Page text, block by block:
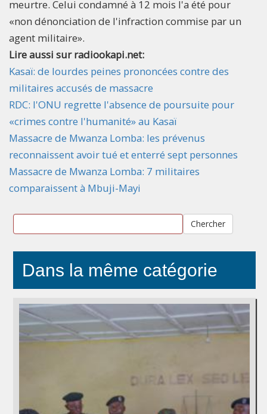
meurtre. Celui condamné à 12 mois l'a été pour
«non dénonciation de l'infraction commise par un
agent militaire».
Lire aussi sur radiookapi.net:
Kasaï: de lourdes peines prononcées contre des
militaires accusés de massacre
RDC: l'ONU regrette l'absence de poursuite pour
«crimes contre l'humanité» au Kasaï
Massacre de Mwanza Lomba: les prévenus
reconnaissent avoir tué et enterré sept personnes
Massacre de Mwanza Lomba: 7 militaires
comparaissent à Mbuji-Mayi
Chercher
Dans la même catégorie